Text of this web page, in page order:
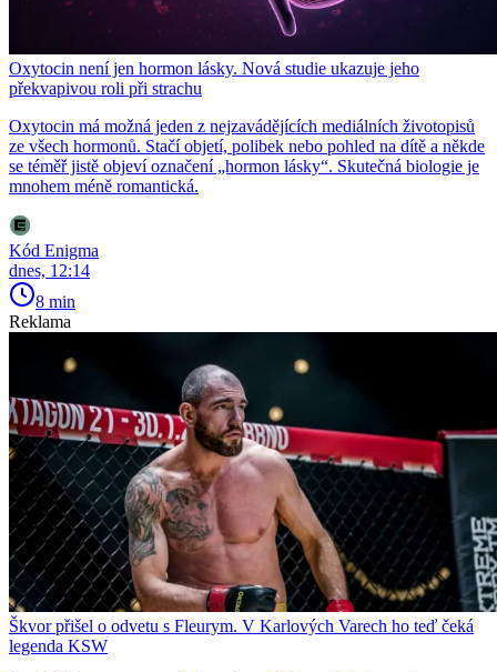
Oxytocin není jen hormon lásky. Nová studie ukazuje jeho
překvapivou roli při strachu
Oxytocin má možná jeden z nejzavádějících mediálních životopisů
ze všech hormonů. Stačí objetí, polibek nebo pohled na dítě a někde
se téměř jistě objeví označení „hormon lásky“. Skutečná biologie je
mnohem méně romantická.
Kód Enigma
dnes, 12:14
8 min
Reklama
Škvor přišel o odvetu s Fleurym. V Karlových Varech ho teď čeká
legenda KSW